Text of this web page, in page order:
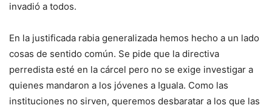
invadió a todos.
En la justificada rabia generalizada hemos hecho a un lado
cosas de sentido común. Se pide que la directiva
perredista esté en la cárcel pero no se exige investigar a
quienes mandaron a los jóvenes a Iguala. Como las
instituciones no sirven, queremos desbaratar a los que las